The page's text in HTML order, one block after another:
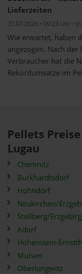
Lieferzeiten
27.07.2026 • 09:23 Uhr •
Wie erwartet, haben
angezogen. Nach
Verbraucher hat die
Rekordumsätze im
Pellets
Lugau
Chemnitz
Burkhardtsdorf
Hohndorf
Neukirchen/
Stollberg/
Adorf
Hohenstein-
Mülsen
Oberlungwitz